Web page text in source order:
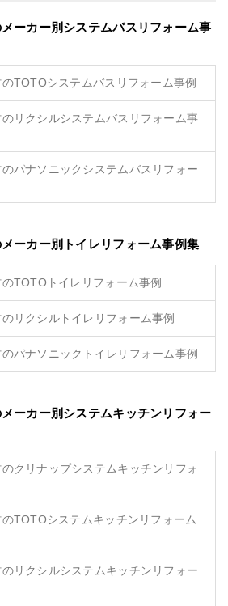
ーカー別システムバスリフォーム事
TOTOシステムバスリフォーム事例
リクシルシステムバスリフォーム事
パナソニックシステムバスリフォー
ーカー別トイレリフォーム事例集
TOTOトイレリフォーム事例
リクシルトイレリフォーム事例
パナソニックトイレリフォーム事例
ーカー別システムキッチンリフォー
クリナップシステムキッチンリフォ
TOTOシステムキッチンリフォーム
リクシルシステムキッチンリフォー